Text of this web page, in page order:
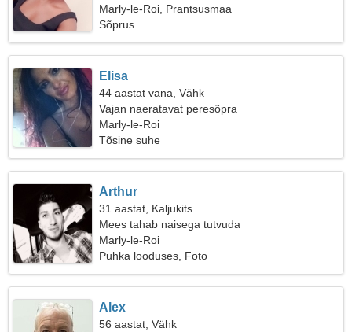
Marly-le-Roi, Prantsusmaa
Sõprus
Elisa
44 aastat vana, Vähk
Vajan naeratavat peresõpra
Marly-le-Roi
Tõsine suhe
Arthur
31 aastat, Kaljukits
Mees tahab naisega tutvuda
Marly-le-Roi
Puhka looduses, Foto
Alex
56 aastat, Vähk